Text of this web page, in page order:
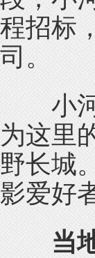
程招标
司。
小河
为这里
野长城
影爱好
当